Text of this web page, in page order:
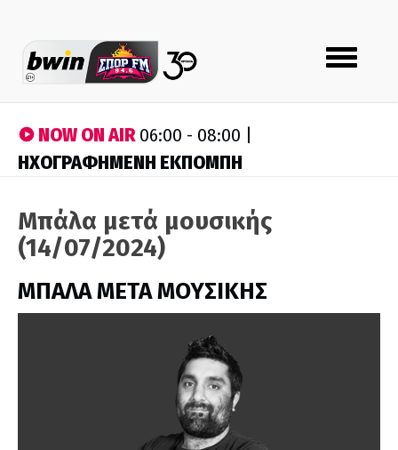
Toggle
navigation
NOW ON AIR06:00 - 08:00 |
ΗΧΟΓΡΑΦΗΜΕΝΗ ΕΚΠΟΜΠΗ
Μπάλα μετά μουσικής
(14/07/2024)
ΜΠΑΛΑ ΜΕΤΑ ΜΟΥΣΙΚΗΣ